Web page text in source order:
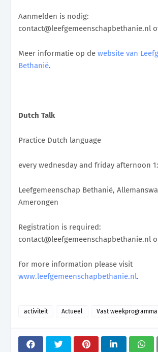
Aanmelden is nodig:
contact@leefgemeenschapbethanie.nl
Meer informatie op de website van
Bethanië.
Dutch Talk
Practice Dutch language
every wednesday and friday afternoon
Leefgemeenschap Bethanië,
Amerongen
Registration is required:
contact@leefgemeenschapbethanie.nl
For more information please visit
www.leefgemeenschapbethanie.nl.
activiteit Actueel Vast weekprogramma